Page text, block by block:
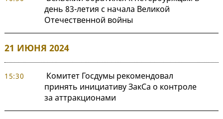
день 83-летия с начала Великой
Отечественной войны
21 ИЮНЯ 2024
15:30
Комитет Госдумы рекомендовал
принять инициативу ЗакСа о контроле
за аттракционами